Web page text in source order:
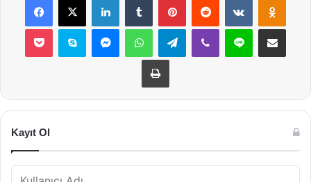
Pocket Skype MessengerWhatsAppTelegramViber Line E-Posta ile
Yazdır
Kayıt Ol